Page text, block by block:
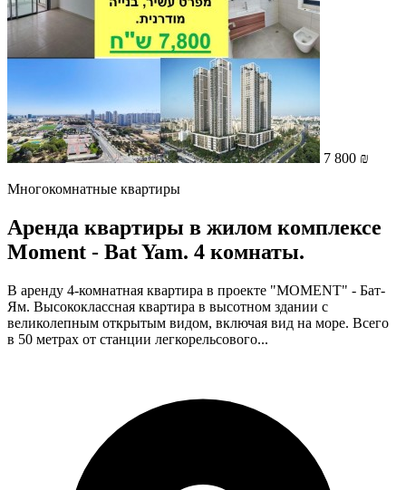
7 800 ₪
Многокомнатные квартиры
Аренда квартиры в жилом комплексе
Moment - Bat Yam. 4 комнаты.
В аренду 4-комнатная квартира в проекте "MOMENT" - Бат-
Ям. Высококлассная квартира в высотном здании с
великолепным открытым видом, включая вид на море. Всего
в 50 метрах от станции легкорельсового...